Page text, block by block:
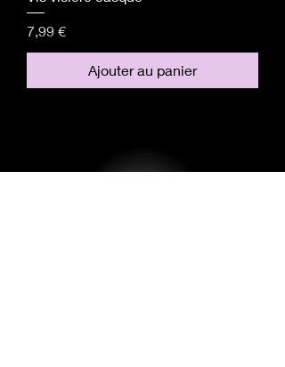
Prix
7,99 €
Ajouter au panier